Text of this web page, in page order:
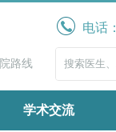
电话：
路线
学术交流